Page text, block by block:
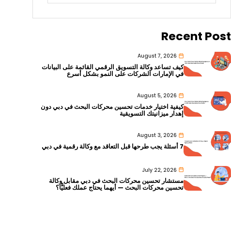
Recent Post
August 7, 2026
كيف تساعد وكالة التسويق الرقمي القائمة على البيانات
في الإمارات الشركات على النمو بشكل أسرع
August 5, 2026
كيفية اختيار خدمات تحسين محركات البحث في دبي دون
إهدار ميزانيتك التسويقية
August 3, 2026
7 أسئلة يجب طرحها قبل التعاقد مع وكالة رقمية في دبي
July 22, 2026
مستشار تحسين محركات البحث في دبي مقابل وكالة
تحسين محركات البحث — أيهما يحتاج عملك فعليًّا؟